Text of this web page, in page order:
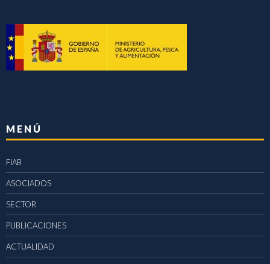
MENÚ
FIAB
ASOCIADOS
SECTOR
PUBLICACIONES
ACTUALIDAD